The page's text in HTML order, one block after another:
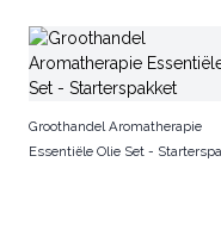
Groothandel Aromatherapie
Essentiële Olie Set -